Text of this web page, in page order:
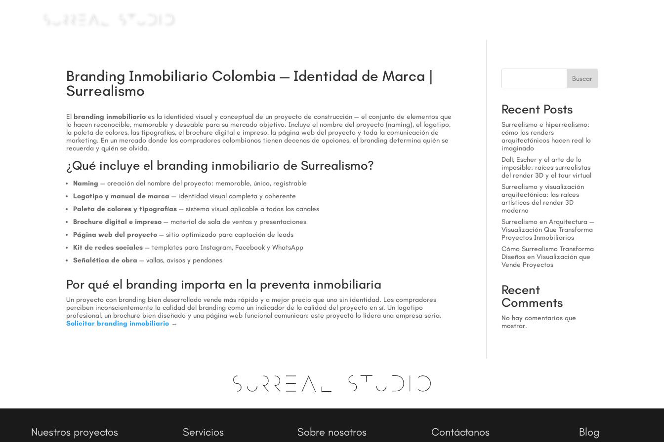
Branding Inmobiliario Colombia — Identidad de Marca |
Surrealismo
El branding inmobiliario es la identidad visual y conceptual de un proyecto de construcción — el conjunto de elementos que
lo hacen reconocible, memorable y deseable para su mercado objetivo. Incluye el nombre del proyecto (naming), el logotipo,
la paleta de colores, las tipografías, el brochure digital e impreso, la página web del proyecto y toda la comunicación de
marketing. En un mercado donde los compradores colombianos tienen decenas de opciones, el branding determina quién se
recuerda y quién se olvida.
¿Qué incluye el branding inmobiliario de Surrealismo?
Naming — creación del nombre del proyecto: memorable, único, registrable
Logotipo y manual de marca — identidad visual completa y coherente
Paleta de colores y tipografías — sistema visual aplicable a todos los canales
Brochure digital e impreso — material de sala de ventas y presentaciones
Página web del proyecto — sitio optimizado para captación de leads
Kit de redes sociales — templates para Instagram, Facebook y WhatsApp
Señalética de obra — vallas, avisos y pendones
Por qué el branding importa en la preventa inmobiliaria
Un proyecto con branding bien desarrollado vende más rápido y a mejor precio que uno sin identidad. Los compradores
perciben inconscientemente la calidad del branding como un indicador de la calidad del proyecto en sí. Un logotipo
profesional, un brochure bien diseñado y una página web funcional comunican: este proyecto lo lidera una empresa seria.
Solicitar branding inmobiliario →
Buscar
Recent Posts
Surrealismo e hiperrealismo:
cómo los renders
arquitectónicos hacen real lo
imaginado
Dalí, Escher y el arte de lo
imposible: raíces surrealistas
del render 3D y el tour virtual
Surrealismo y visualización
arquitectónica: las raíces
artísticas del render 3D
moderno
Surrealismo en Arquitectura —
Visualización Que Transforma
Proyectos Inmobiliarios
Cómo Surrealismo Transforma
Diseños en Visualización que
Vende Proyectos
Recent
Comments
No hay comentarios que
mostrar.
Nuestros proyectos Servicios Sobre nosotros Contáctanos Blog